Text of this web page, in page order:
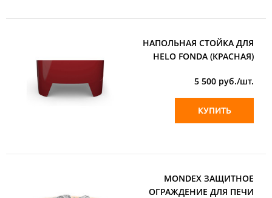
НАПОЛЬНАЯ СТОЙКА ДЛЯ
HELO FONDA (КРАСНАЯ)
5 500 руб./шт.
КУПИТЬ
MONDEX ЗАЩИТНОЕ
ОГРАЖДЕНИЕ ДЛЯ ПЕЧИ